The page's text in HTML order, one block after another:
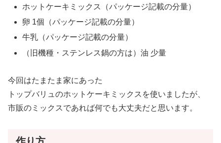
ホットケーキミックス（パッケージ記載の分量）
卵 1個（パッケージ記載の分量）
牛乳（パッケージ記載の分量）
（旧機種・ステンレス鍋の方は）油 少量
今回はたまたま家にあった
トップバリュのホットケーキミックスを使いましたが、
市販のミックスであれば何でも大丈夫だと思います。